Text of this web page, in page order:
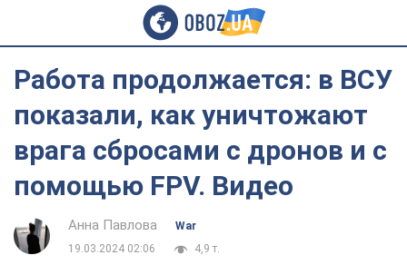
Работа продолжается: в ВСУ
показали, как уничтожают
врага сбросами с дронов и с
помощью FPV. Видео
Анна Павлова
War
19.03.2024 02:06
4,9 т.